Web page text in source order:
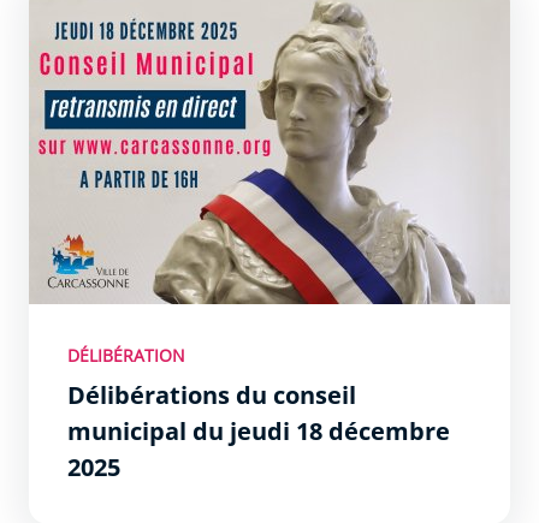
DÉLIBÉRATION
Délibérations du conseil
municipal du jeudi 18 décembre
2025